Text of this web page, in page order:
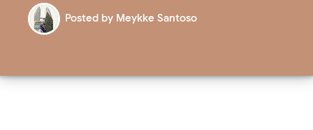
Posted by Meykke Santoso